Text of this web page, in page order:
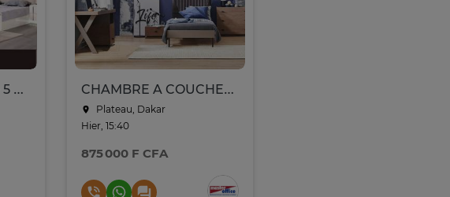
Ensemble chambre 5 pièces blanc laqué moderne 8816 CHAMBRE A COUCHER ENFANT 120x200 AKRON COULISSANTES MARRON
Plateau, Dakar
Hier, 15:40
875 000 F CFA